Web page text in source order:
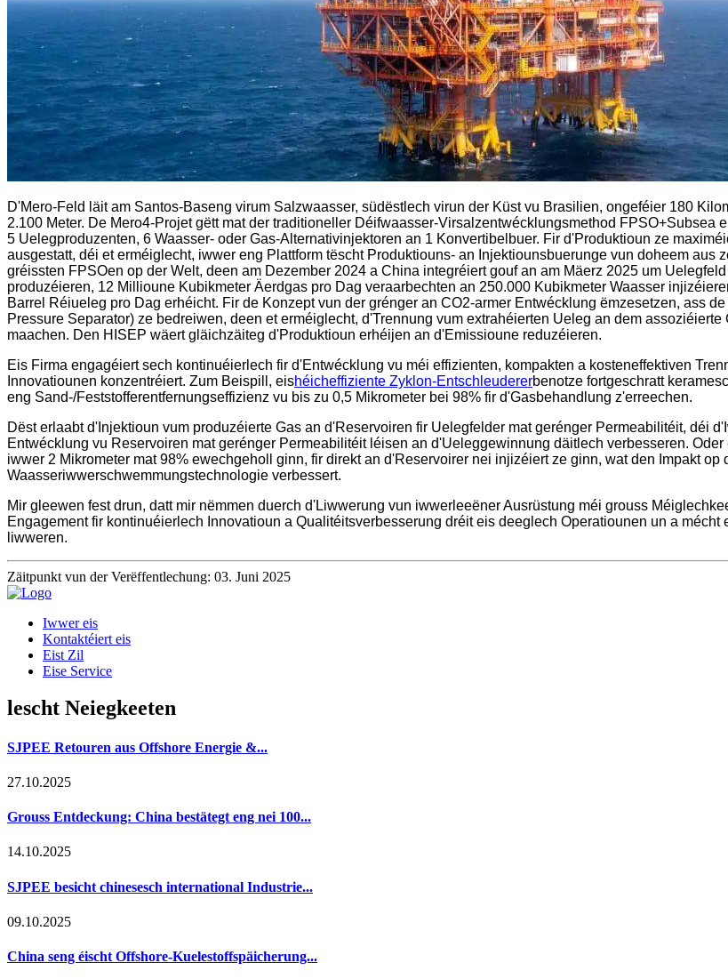
D'Mero-Feld läit am Santos-Baseng virum Salzwaasser, südëstlech virun der Küst vu Brasilien, ongeféier 180
2.100 Meter. De Mero4-Projet gëtt mat der traditioneller Déifwaasser-Virsalzentwécklungsmethod
5 Uelegproduzenten, 6 Waasser- oder Gas-Alternativinjektoren an 1 Konvertibelbuer. Fir d'Produktioun ze
ausgestatt, déi et erméiglecht, iwwer eng Plattform tëscht Produktiouns- an Injektiounsbuerunge vun doheem aus
gréissten FPSOen op der Welt, deen am Dezember 2024 a China integréiert gouf an am Mäerz 2025 um
produzéieren, 12 Millioune Kubikmeter Äerdgas pro Dag veraarbechten an 250.000 Kubikmeter Waasser
Barrel Réiueleg pro Dag erhéicht. Fir de Konzept vun der grénger an CO2-armer Entwécklung ëmzesetzen, ass
Pressure Separator) ze bedreiwen, deen et erméiglecht, d'Trennung vum extrahéierten Ueleg an dem
maachen. Den HISEP wäert gläichzäiteg d'Produktioun erhéijen an d'Emissioune reduzéieren.
Eis Firma engagéiert sech kontinuéierlech fir d'Entwécklung vu méi effizienten, kompakten a kosteneffektiven
Innovatiounen konzentréiert. Zum Beispill, eishéicheffiziente Zyklon-Entschleudererbenotze fortgeschratt
eng Sand-/Feststofferentfernungseffizienz vu bis zu 0,5 Mikrometer bei 98% fir d'Gasbehandlung z'erreechen.
Dëst erlaabt d'Injektioun vum produzéierte Gas an d'Reservoiren fir Uelegfelder mat gerénger Permeabilitéit, déi
Entwécklung vu Reservoiren mat gerénger Permeabilitéit léisen an d'Ueleggewinnung däitlech verbesseren.
iwwer 2 Mikrometer mat 98% ewechgeholl ginn, fir direkt an d'Reservoirer nei injizéiert ze ginn, wat den Impakt
Waasseriwwerschwemmungstechnologie verbessert.
Mir gleewen fest drun, datt mir nëmmen duerch d'Liwwerung vun iwwerleeëner Ausrüstung méi grouss
Engagement fir kontinuéierlech Innovatioun a Qualitéitsverbesserung dréit eis deeglech Operatiounen un a
liwweren.
Zäitpunkt vun der Verëffentlechung: 03. Juni 2025
Iwwer eis
Kontaktéiert eis
Eist Zil
Eise Service
lescht Neiegkeeten
SJPEE Retouren aus Offshore Energie &...
27.10.2025
Grouss Entdeckung: China bestätegt eng nei 100...
14.10.2025
SJPEE besicht chinesesch international Industrie...
09.10.2025
China seng éischt Offshore-Kuelestoffspäicherung...